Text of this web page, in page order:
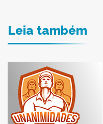
Leia também